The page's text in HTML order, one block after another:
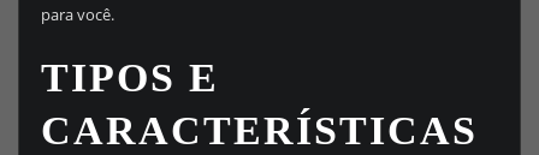
para você.
TIPOS E
CARACTERÍSTICAS